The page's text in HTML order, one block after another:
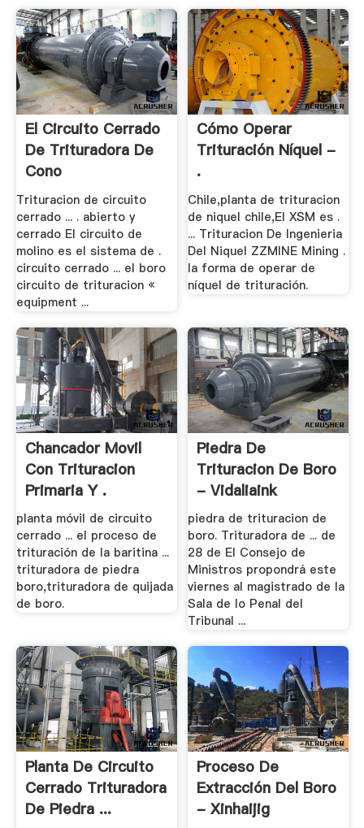
El Circuito Cerrado
De Trituradora De
Cono
Trituracion de circuito
cerrado ... . abierto y
cerrado El circuito de
molino es el sistema de .
circuito cerrado ... el boro
circuito de trituracion «
equipment ...
Cómo Operar
Trituración Níquel -
.
Chile,planta de trituracion
de niquel chile,El XSM es .
... Trituracion De Ingenieria
Del Niquel ZZMINE Mining .
la forma de operar de
níquel de trituración.
Chancador Movil
Con Trituracion
Primaria Y .
planta móvil de circuito
cerrado ... el proceso de
trituración de la baritina ...
trituradora de piedra
boro,trituradora de quijada
de boro.
Piedra De
Trituracion De Boro
- Vidaliaink
piedra de trituracion de
boro. Trituradora de ... de
28 de El Consejo de
Ministros propondrá este
viernes al magistrado de la
Sala de lo Penal del
Tribunal ...
Planta De Circuito
Cerrado Trituradora
De Piedra ...
Proceso De
Extracción Del Boro
- Xinhaijig